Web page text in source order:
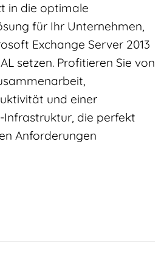
in die optimale
für Ihr Unternehmen,
Exchange Server 2013
setzen. Profitieren Sie von
und einer
die perfekt
Anforderungen